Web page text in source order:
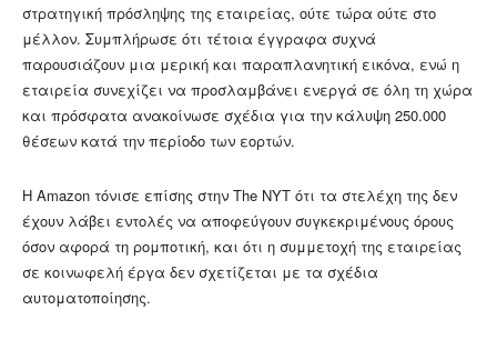
στρατηγική πρόσληψης της εταιρείας, ούτε τώρα ούτε στο
μέλλον. Συμπλήρωσε ότι τέτοια έγγραφα συχνά
παρουσιάζουν μια μερική και παραπλανητική εικόνα, ενώ η
εταιρεία συνεχίζει να προσλαμβάνει ενεργά σε όλη τη χώρα
και πρόσφατα ανακοίνωσε σχέδια για την κάλυψη 250.000
θέσεων κατά την περίοδο των εορτών.
Η Amazon τόνισε επίσης στην The NYT ότι τα στελέχη της δεν
έχουν λάβει εντολές να αποφεύγουν συγκεκριμένους όρους
όσον αφορά τη ρομποτική, και ότι η συμμετοχή της εταιρείας
σε κοινωφελή έργα δεν σχετίζεται με τα σχέδια
αυτοματοποίησης.